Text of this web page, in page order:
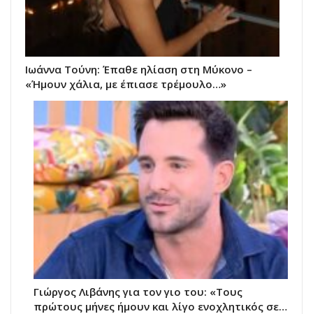
Ιωάννα Τούνη: Έπαθε ηλίαση στη Μύκονο –
«Ήμουν χάλια, με έπιασε τρέμουλο…»
Γιώργος Λιβάνης για τον γιο του: «Τους
πρώτους μήνες ήμουν και λίγο ενοχλητικός σε…